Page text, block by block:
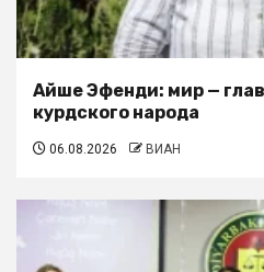
Айше Эфенди: мир —
курдского народа
06.08.2026 ВИАН